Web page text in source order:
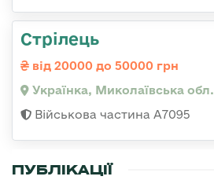
Стрілець
від 20000 до 50000 грн
Українка, Миколаївська обл.
Військова частина А7095
ПУБЛІКАЦІЇ